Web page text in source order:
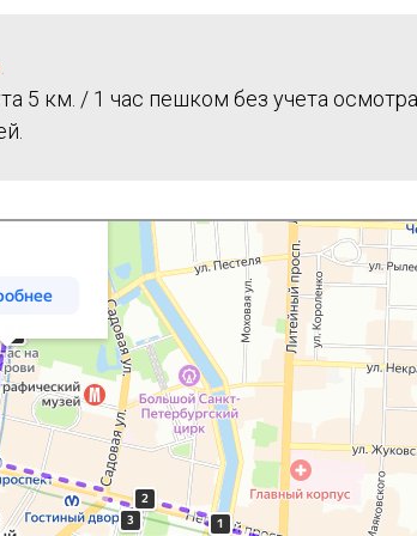
5 км. / 1 час пешком без учета осмотра
общественным транспортом или пешком – Яндекс Карты